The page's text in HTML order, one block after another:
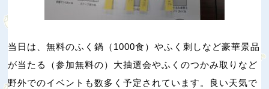
当日は、無料のふく鍋（1000食）やふく刺しなど豪華景品
が当たる（参加無料の）大抽選会やふくのつかみ取りなど
野外でのイベントも数多く予定されています。良い天気で